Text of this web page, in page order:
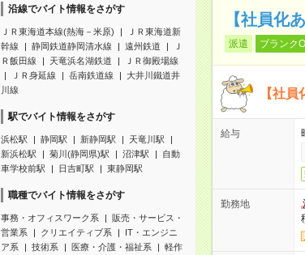
沿線でバイト情報をさがす
ＪＲ東海道本線(熱海－米原)
ＪＲ東海道新
幹線
静岡鉄道静岡清水線 遠州鉄道
Ｊ
Ｒ飯田線
天竜浜名湖鉄道
ＪＲ御殿場線
ＪＲ身延線
岳南鉄道線
大井川鐵道井
川線
駅でバイト情報をさがす
浜松駅 静岡駅 新静岡駅
天竜川駅
新浜松駅
菊川(静岡県)駅 沼津駅
自動
車学校前駅
日吉町駅 東静岡駅
職種でバイト情報をさがす
事務・オフィスワーク系
販売・サービス・
営業系
クリエイティブ系
IT・エンジニ
ア系
技術系 医療・介護・福祉系
軽作
【社員化
派遣 ブランク
【社
給与
勤務地